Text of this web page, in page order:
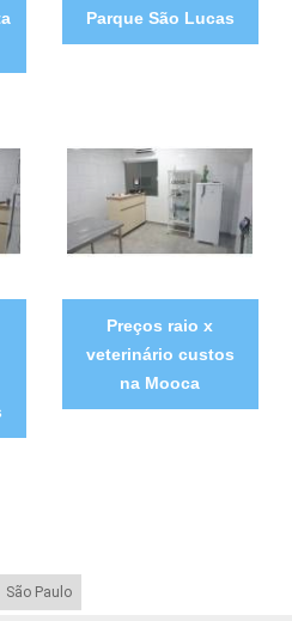
Parque São Lucas
Preços raio x
veterinário custos
na Mooca
São Paulo